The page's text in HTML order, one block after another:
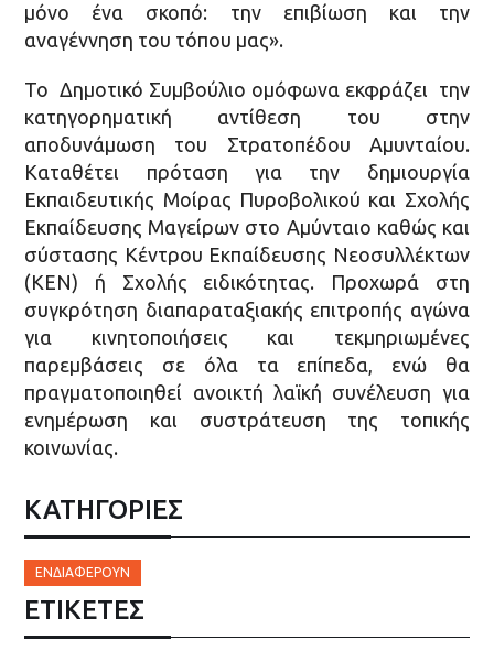
μόνο ένα σκοπό: την επιβίωση και την
αναγέννηση του τόπου μας».
Το Δημοτικό Συμβούλιο ομόφωνα εκφράζει την
κατηγορηματική αντίθεση του στην
αποδυνάμωση του Στρατοπέδου Αμυνταίου.
Καταθέτει πρόταση για την δημιουργία
Εκπαιδευτικής Μοίρας Πυροβολικού και Σχολής
Εκπαίδευσης Μαγείρων στο Αμύνταιο καθώς και
σύστασης Κέντρου Εκπαίδευσης Νεοσυλλέκτων
(ΚΕΝ) ή Σχολής ειδικότητας. Προχωρά στη
συγκρότηση διαπαραταξιακής επιτροπής αγώνα
για κινητοποιήσεις και τεκμηριωμένες
παρεμβάσεις σε όλα τα επίπεδα, ενώ θα
πραγματοποιηθεί ανοικτή λαϊκή συνέλευση για
ενημέρωση και συστράτευση της τοπικής
κοινωνίας.
ΚΑΤΗΓΟΡΙΕΣ
ΕΝΔΙΑΦΈΡΟΥΝ
ΕΤΙΚΈΤΕΣ